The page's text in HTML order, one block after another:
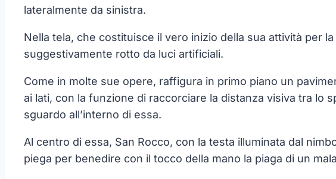
lateralmente da sinistra.
Nella tela, che costituisce il vero inizio della sua attività per
suggestivamente rotto da luci artificiali.
Come in molte sue opere, raffigura in primo piano un
ai lati, con la funzione di raccorciare la distanza visiva tra lo
sguardo all’interno di essa.
Al centro di essa, San Rocco, con la testa illuminata dal
piega per benedire con il tocco della mano la piaga di un